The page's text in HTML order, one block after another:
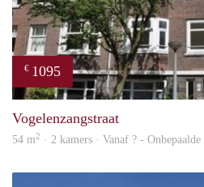
€ 1095
Vogelenzangstraat
54 m2 · 2 kamers · Vanaf ? -